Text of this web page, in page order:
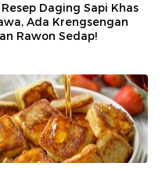
Daging Sapi Khas
Ada Krengsengan
Rawon Sedap!